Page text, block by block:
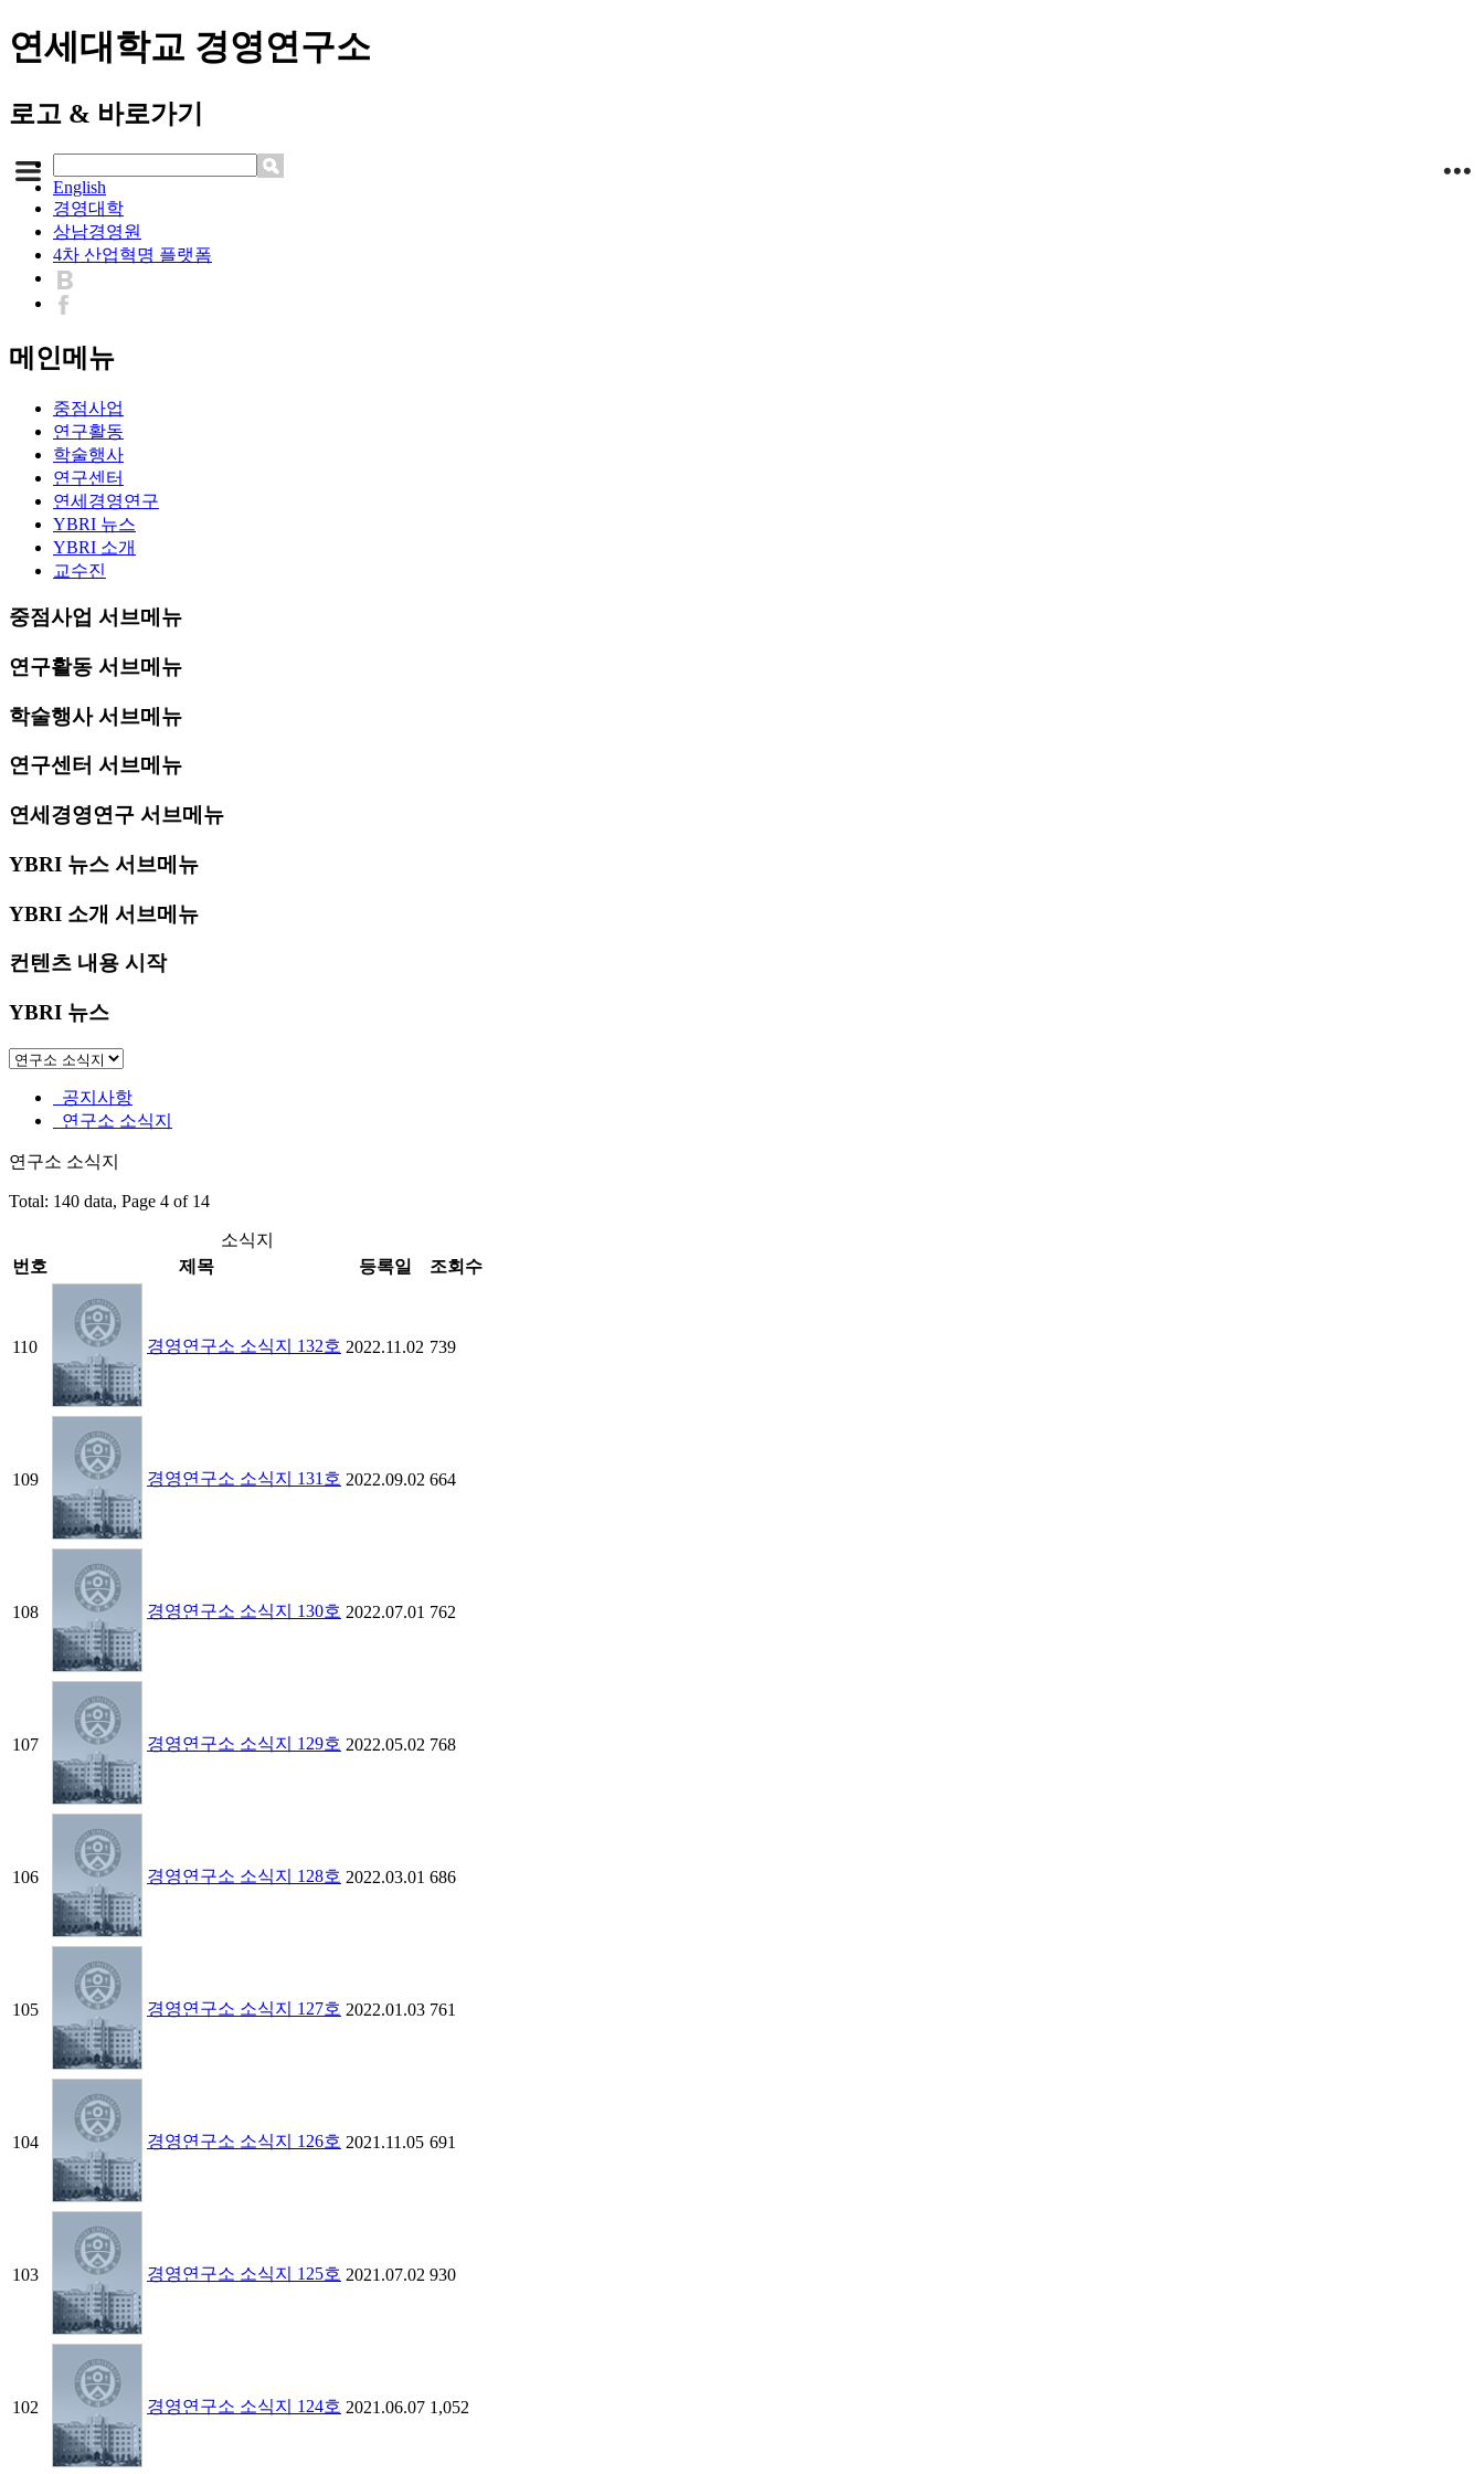
연세대학교 경영연구소
로고 & 바로가기
English
경영대학
상남경영원
4차 산업혁명 플랫폼
메인메뉴
중점사업
연구활동
학술행사
연구센터
연세경영연구
YBRI 뉴스
YBRI 소개
교수진
중점사업 서브메뉴
연구활동 서브메뉴
학술행사 서브메뉴
연구센터 서브메뉴
연세경영연구 서브메뉴
YBRI 뉴스 서브메뉴
YBRI 소개 서브메뉴
컨텐츠 내용 시작
YBRI 뉴스
공지사항
연구소 소식지
연구소 소식지
Total: 140 data, Page 4 of 14
소식지
번호
제목 등록일 조회수
110 경영연구소 소식지 132호 2022.11.02 739
109 경영연구소 소식지 131호 2022.09.02 664
108 경영연구소 소식지 130호 2022.07.01 762
107 경영연구소 소식지 129호 2022.05.02 768
106 경영연구소 소식지 128호 2022.03.01 686
105 경영연구소 소식지 127호 2022.01.03 761
104 경영연구소 소식지 126호 2021.11.05 691
103 경영연구소 소식지 125호 2021.07.02 930
102 경영연구소 소식지 124호 2021.06.07 1,052